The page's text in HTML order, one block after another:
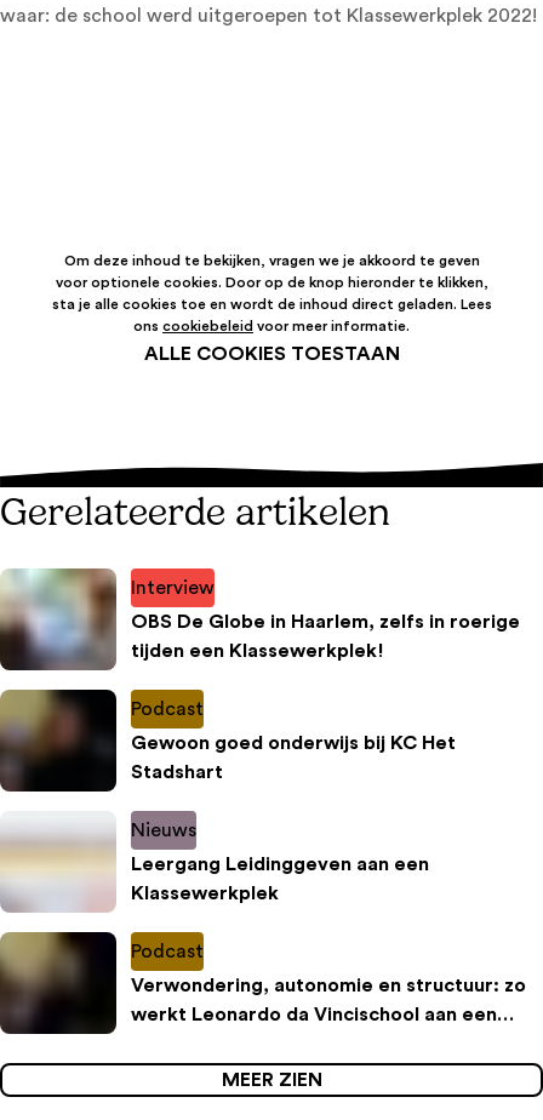
waar: de school werd uitgeroepen tot Klassewerkplek 2022!
Om deze inhoud te bekijken, vragen we je akkoord te geven
voor optionele cookies. Door op de knop hieronder te klikken,
sta je alle cookies toe en wordt de inhoud direct geladen. Lees
ons cookiebeleid voor meer informatie.
ALLE COOKIES TOESTAAN
Gerelateerde artikelen
Interview
OBS De Globe in Haarlem, zelfs in roerige
tijden een Klassewerkplek!
Podcast
Gewoon goed onderwijs bij KC Het
Stadshart
Nieuws
Leergang Leidinggeven aan een
Klassewerkplek
Podcast
Verwondering, autonomie en structuur: zo
werkt Leonardo da Vincischool aan een
MEER ZIEN